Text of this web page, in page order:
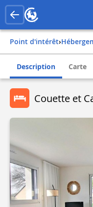
Point d'intérêt›
Description Carte
Couette et